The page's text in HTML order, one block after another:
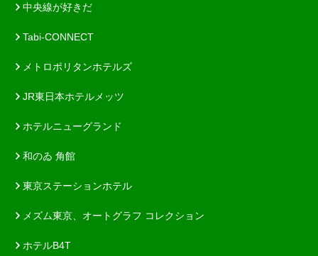
中央線が好きだ
Tabi-CONNECT
メトロポリタンホテルズ
JR東日本ホテルメッツ
ホテルニューグランド
和のゐ 角館
東京ステーションホテル
メズム東京、オートグラフ コレクション
ホテルB4T